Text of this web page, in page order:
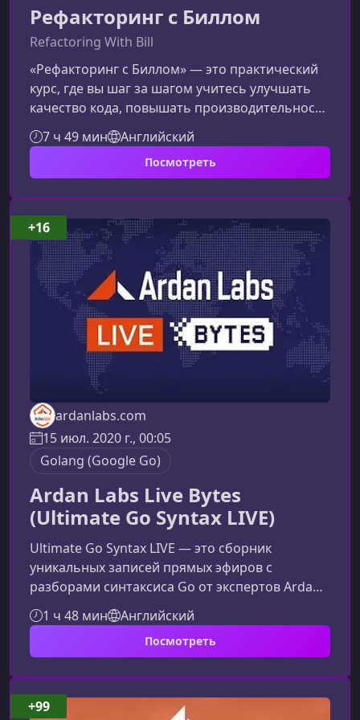
Рефакторинг с Биллом
Refactoring With Bill
«Рефакторинг с Биллом» — это практический
курс, где вы шаг за шагом учитесь улучшать
качество кода, повышать производительность
и эффективно работать с реальными
сервисами, такими как Go Violin, Twitter API и
Dgraph. Этот материал поможет понять, чего
получите.О чём курс «Рефакторинг с
Биллом»Курс объединяет несколько
практических направлений разработки:
оптимизацию кода на Go, работу с API и
взаимодействие с
7 ч 49 мин Английский
Посмотреть
ardanlabs.com
15 июл. 2020 г., 00:05
Golang (Google Go)
Ardan Labs Live Bytes
(Ultimate Go Syntax LIVE)
Ultimate Go Syntax LIVE — это сборник
уникальных записей прямых эфиров с
разборами синтаксиса Go от экспертов Ardan
Labs. Курс представляет собой
концентрированную практику, состоящую из
объяснений ключевых конструкций языка,
ответов на вопросы участников.О чем этот
курсДанный материал включает полные
1 ч 48 мин Английский
Посмотреть
+16
+99